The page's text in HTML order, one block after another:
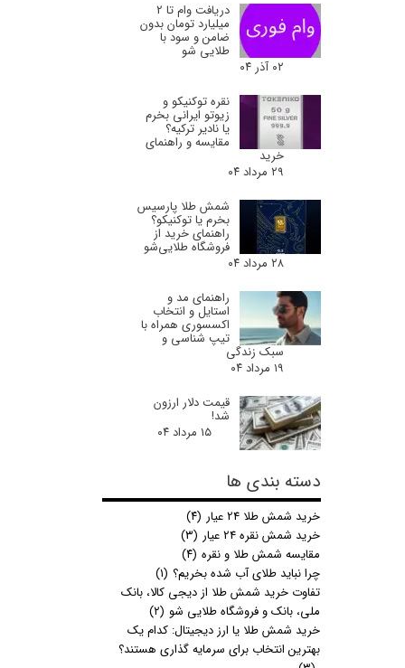
دریافت وام تا 2
میلیارد تومان بدون
ضامن و سود با
طلایی شو
۰۲ آذر ۰۴
نقره توکنیکو و
زیوتو ایرانی بخرم
یا نادیر ترکیه؟
مقایسه و راهنمای
خرید
۲۹ مرداد ۰۴
شمش طلا پارسیس
بخرم یا توکنیکو؟
راهنمای خرید از
فروشگاه طلایی‌شو
۲۸ مرداد ۰۴
راهنمای مد و
استایل و انتخاب
اکسسوری همراه با
تیپ شناسی و
سبک زندگی
۱۹ مرداد ۰۴
قیمت دلار ارزون
شد!
۱۵ مرداد ۰۴
دسته بندی ها
خرید شمش طلا 24 عیار
(۴)
خرید شمش نقره 24 عیار
(۳)
مقایسه شمش طلا و نقره (۴)
چرا نباید طلای آب شده بخریم؟ (۱)
تفاوت خرید شمش طلا از دیجی کالا، بانک
ملی، بانک و فروشگاه طلایی شو (۲)
خرید شمش طلا یا ارز دیجیتال: کدام یک
بهترین انتخاب برای سرمایه گذاری هستند؟